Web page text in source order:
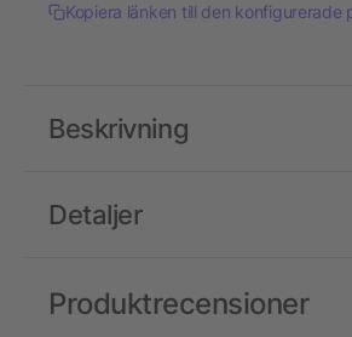
Kopiera länken till den konfigurerade
Detaljer
Beskrivning
Produktrecensioner